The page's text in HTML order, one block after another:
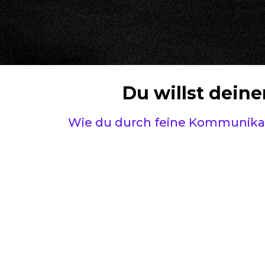
Du willst
Wie du durch feine